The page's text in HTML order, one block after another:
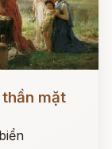
mặt